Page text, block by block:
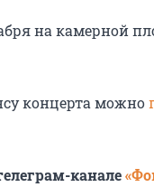
на камерной
концерта можно
канале